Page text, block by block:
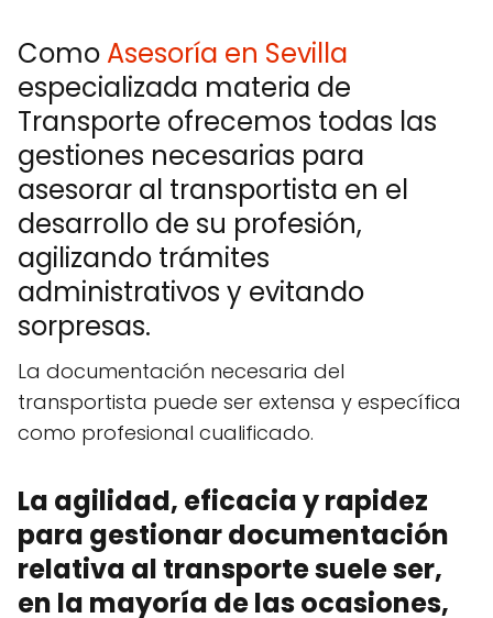
Como Asesoría en Sevilla
especializada materia de
Transporte ofrecemos todas las
gestiones necesarias para
asesorar al transportista en el
desarrollo de su profesión,
agilizando trámites
administrativos y evitando
sorpresas.
La documentación necesaria del
transportista puede ser extensa y específica
como profesional cualificado.
La agilidad, eficacia y rapidez
para gestionar documentación
relativa al transporte suele ser,
en la mayoría de las ocasiones,